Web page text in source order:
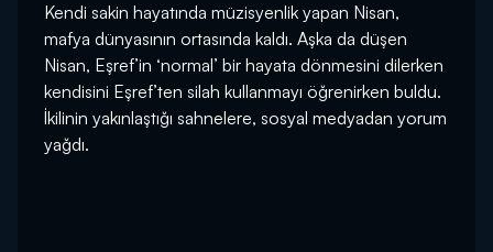
Kendi sakin hayatında müzisyenlik yapan Nisan,
mafya dünyasının ortasında kaldı. Aşka da düşen
Nisan, Eşref’in ‘normal’ bir hayata dönmesini dilerken
kendisini Eşref’ten silah kullanmayı öğrenirken buldu.
İkilinin yakınlaştığı sahnelere, sosyal medyadan yorum
yağdı.